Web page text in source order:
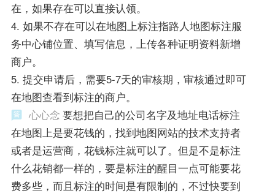
在，如果存在可以直接认领。
4. 如果不存在可以在地图上标注指路人地图标注服
务中心铺位置、填写信息，上传各种证明资料新增
商户。
5. 提交申请后，需要5-7天的审核期，审核通过即可
在地图查看到标注的商户。
心心念 要想把自己的公司名字及地址电话标注
在地图上是要花钱的，找到地图网站的技术支持者
或者是运营商，花钱标注就可以了。但是不是标注
什么花销都一样的，要是标注的醒目一点可能要花
费多些，而且标注的时间是有限制的，不过快要到